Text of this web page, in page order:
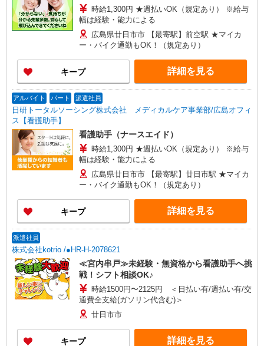
時給1,300円 ★週払いOK（規定あり） ※給与
幅は経験・能力による
広島県廿日市市 【最寄駅】前空駅 ★マイカ
ー・バイク通勤もOK！（規定あり）
キープ 詳細を見る
アルバイト パート 派遣社員
日研トータルソーシング株式会社 メディカルケア事業部/広島オフィ
ス【看護助手】
看護助手（ナースエイド）
時給1,300円 ★週払いOK（規定あり） ※給与
幅は経験・能力による
広島県廿日市市 【最寄駅】廿日市駅 ★マイカ
ー・バイク通勤もOK！（規定あり）
キープ 詳細を見る
派遣社員
株式会社kotrio /●HR-H-2078621
≪宮内串戸≫未経験・無資格から看護助手へ挑
戦！シフト相談OK♪
時給1500円〜2125円 ＜日払い有/週払い有/交
通費全支給(ガソリン代含む)＞
廿日市市
キープ 詳細を見る